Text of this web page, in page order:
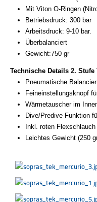
Mit Viton O-Ringen
Betriebsdruck: 300 bar
Arbeitsdruck: 9-10 bar.
Überbalanciert
Gewicht:750 gr
Technische Details 2. Stufe
Pneumatische
Feineinstellungsknopf
Wärmetauscher im
Dive/Predive Funktion
Inkl. roten Flexschlauch
Leichtes Gewicht (250